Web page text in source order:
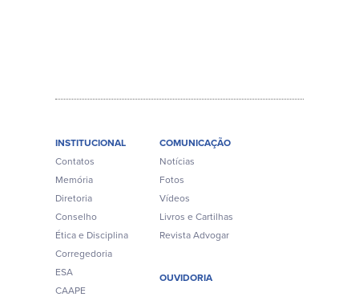
INSTITUCIONAL
Contatos
Memória
Diretoria
Conselho
Ética e Disciplina
Corregedoria
ESA
CAAPE
COMUNICAÇÃO
Notícias
Fotos
Vídeos
Livros e Cartilhas
Revista Advogar
OUVIDORIA